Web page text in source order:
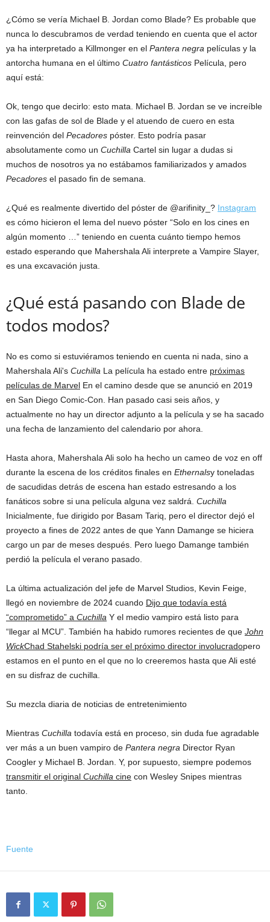
¿Cómo se vería Michael B. Jordan como Blade? Es probable que
nunca lo descubramos de verdad teniendo en cuenta que el actor
ya ha interpretado a Killmonger en el Pantera negra películas y la
antorcha humana en el último Cuatro fantásticos Película, pero
aquí está:
Ok, tengo que decirlo: esto mata. Michael B. Jordan se ve increíble
con las gafas de sol de Blade y el atuendo de cuero en esta
reinvención del Pecadores póster. Esto podría pasar
absolutamente como un Cuchilla Cartel sin lugar a dudas si
muchos de nosotros ya no estábamos familiarizados y amados
Pecadores el pasado fin de semana.
¿Qué es realmente divertido del póster de @arifinity_? Instagram
es cómo hicieron el lema del nuevo póster “Solo en los cines en
algún momento …” teniendo en cuenta cuánto tiempo hemos
estado esperando que Mahershala Ali interprete a Vampire Slayer,
es una excavación justa.
¿Qué está pasando con Blade de
todos modos?
No es como si estuviéramos teniendo en cuenta ni nada, sino a
Mahershala Ali's Cuchilla La película ha estado entre próximas
películas de Marvel En el camino desde que se anunció en 2019
en San Diego Comic-Con. Han pasado casi seis años, y
actualmente no hay un director adjunto a la película y se ha sacado
una fecha de lanzamiento del calendario por ahora.
Hasta ahora, Mahershala Ali solo ha hecho un cameo de voz en off
durante la escena de los créditos finales en Ethernalsy toneladas
de sacudidas detrás de escena han estado estresando a los
fanáticos sobre si una película alguna vez saldrá. Cuchilla
Inicialmente, fue dirigido por Basam Tariq, pero el director dejó el
proyecto a fines de 2022 antes de que Yann Damange se hiciera
cargo un par de meses después. Pero luego Damange también
perdió la película el verano pasado.
La última actualización del jefe de Marvel Studios, Kevin Feige,
llegó en noviembre de 2024 cuando Dijo que todavía está
“comprometido” a Cuchilla Y el medio vampiro está listo para
“llegar al MCU”. También ha habido rumores recientes de que John
WickChad Stahelski podría ser el próximo director involucradopero
estamos en el punto en el que no lo creeremos hasta que Ali esté
en su disfraz de cuchilla.
Su mezcla diaria de noticias de entretenimiento
Mientras Cuchilla todavía está en proceso, sin duda fue agradable
ver más a un buen vampiro de Pantera negra Director Ryan
Coogler y Michael B. Jordan. Y, por supuesto, siempre podemos
transmitir el original Cuchilla cine con Wesley Snipes mientras
tanto.
Fuente